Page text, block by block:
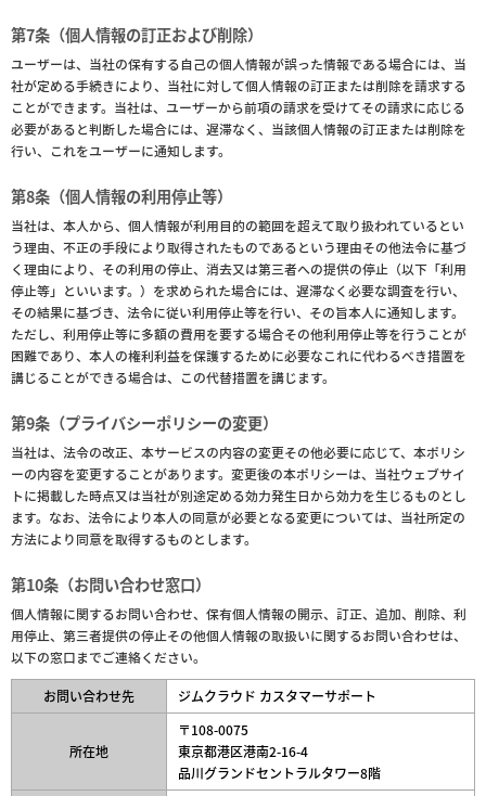
第7条（個人情報の訂正および削除）
ユーザーは、当社の保有する自己の個人情報が誤った情報である場合には、当
社が定める手続きにより、当社に対して個人情報の訂正または削除を請求する
ことができます。当社は、ユーザーから前項の請求を受けてその請求に応じる
必要があると判断した場合には、遅滞なく、当該個人情報の訂正または削除を
行い、これをユーザーに通知します。
第8条（個人情報の利用停止等）
当社は、本人から、個人情報が利用目的の範囲を超えて取り扱われているとい
う理由、不正の手段により取得されたものであるという理由その他法令に基づ
く理由により、その利用の停止、消去又は第三者への提供の停止（以下「利用
停止等」といいます。）を求められた場合には、遅滞なく必要な調査を行い、
その結果に基づき、法令に従い利用停止等を行い、その旨本人に通知します。
ただし、利用停止等に多額の費用を要する場合その他利用停止等を行うことが
困難であり、本人の権利利益を保護するために必要なこれに代わるべき措置を
講じることができる場合は、この代替措置を講じます。
第9条（プライバシーポリシーの変更）
当社は、法令の改正、本サービスの内容の変更その他必要に応じて、本ポリシ
ーの内容を変更することがあります。変更後の本ポリシーは、当社ウェブサイ
トに掲載した時点又は当社が別途定める効力発生日から効力を生じるものとし
ます。なお、法令により本人の同意が必要となる変更については、当社所定の
方法により同意を取得するものとします。
第10条（お問い合わせ窓口）
個人情報に関するお問い合わせ、保有個人情報の開示、訂正、追加、削除、利
用停止、第三者提供の停止その他個人情報の取扱いに関するお問い合わせは、
以下の窓口までご連絡ください。
お問い合わせ先 ジムクラウド カスタマーサポート
所在地
〒108-0075
東京都港区港南2-16-4
品川グランドセントラルタワー8階